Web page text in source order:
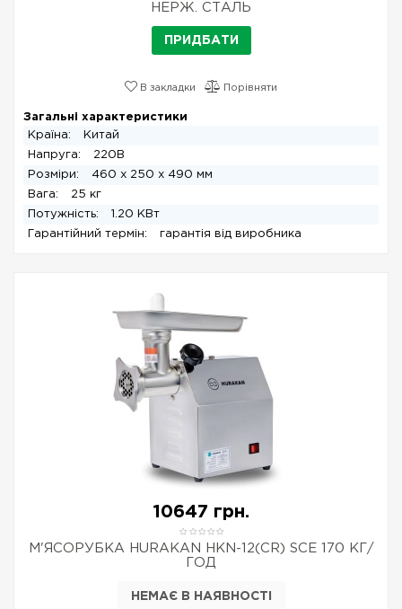
НЕРЖ. СТАЛЬ
ПРИДБАТИ
В закладки Порівняти
Загальні характеристики
Країна:
Китай
Напруга:
220В
Розміри:
460 x 250 x 490 мм
Вага:
25 кг
Потужність:
1.20 КВт
Гарантійний термін:
гарантія від виробника
10647 грн.
М'ЯСОРУБКА HURAKAN HKN-12(CR) SCE 170 КГ/
ГОД
НЕМАЄ В НАЯВНОСТІ